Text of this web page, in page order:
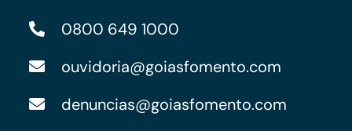
0800 649 1000
ouvidoria@goiasfomento.com
denuncias@goiasfomento.com